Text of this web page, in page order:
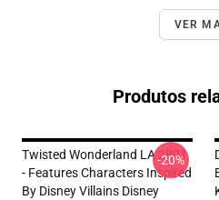
VER
Produtos
Twisted Wonderland LA 2801
- Features Characters Inspired
By Disney Villains Disney
-20%